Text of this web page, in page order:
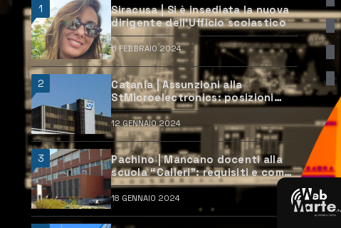
1
Siracusa | Si è insediata la nuova
dirigente dell’Ufficio scolastico
6 FEBBRAIO 2024
2
Catania | Assunzioni alla
StMicroelectronics: posizioni
aperte e come candidarsi
12 GENNAIO 2024
3
Pachino | Mancano docenti alla
scuola “Calleri”: requisiti e come
candidarsi
18 GENNAIO 2024